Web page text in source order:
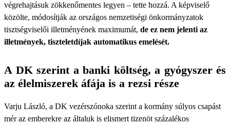
végrehajtásuk zökkenőmentes legyen – tette hozzá. A képviselő
közölte, módosítják az országos nemzetiségi önkormányzatok
tisztségviselői illetményének maximumát, de ez nem jelenti az
illetmények, tiszteletdíjak automatikus emelését.
A DK szerint a banki költség, a gyógyszer és
az élelmiszerek áfája is a rezsi része
Varju László, a DK vezérszónoka szerint a kormány súlyos csapást
mér az emberekre az általuk is elismert tizenöt százalékos